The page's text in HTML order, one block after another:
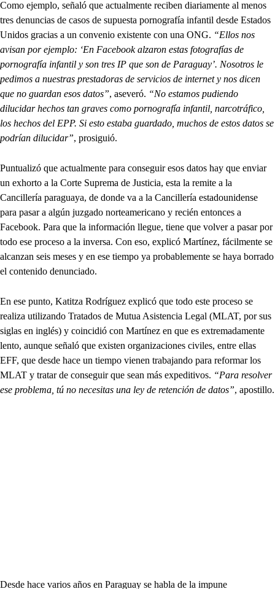
Como ejemplo, señaló que actualmente reciben diariamente al menos
tres denuncias de casos de supuesta pornografía infantil desde Estados
Unidos gracias a un convenio existente con una ONG. “Ellos nos
avisan por ejemplo: ‘En Facebook alzaron estas fotografías de
pornografía infantil y son tres IP que son de Paraguay’. Nosotros le
pedimos a nuestras prestadoras de servicios de internet y nos dicen
que no guardan esos datos”, aseveró. “No estamos pudiendo
dilucidar hechos tan graves como pornografía infantil, narcotráfico,
los hechos del EPP. Si esto estaba guardado, muchos de estos datos se
podrían dilucidar”, prosiguió.
Puntualizó que actualmente para conseguir esos datos hay que enviar
un exhorto a la Corte Suprema de Justicia, esta la remite a la
Cancillería paraguaya, de donde va a la Cancillería estadounidense
para pasar a algún juzgado norteamericano y recién entonces a
Facebook. Para que la información llegue, tiene que volver a pasar por
todo ese proceso a la inversa. Con eso, explicó Martínez, fácilmente se
alcanzan seis meses y en ese tiempo ya probablemente se haya borrado
el contenido denunciado.
En ese punto, Katitza Rodríguez explicó que todo este proceso se
realiza utilizando Tratados de Mutua Asistencia Legal (MLAT, por sus
siglas en inglés) y coincidió con Martínez en que es extremadamente
lento, aunque señaló que existen organizaciones civiles, entre ellas
EFF, que desde hace un tiempo vienen trabajando para reformar los
MLAT y tratar de conseguir que sean más expeditivos. “Para resolver
ese problema, tú no necesitas una ley de retención de datos”, apostillo.
Desde hace varios años en Paraguay se habla de la impune